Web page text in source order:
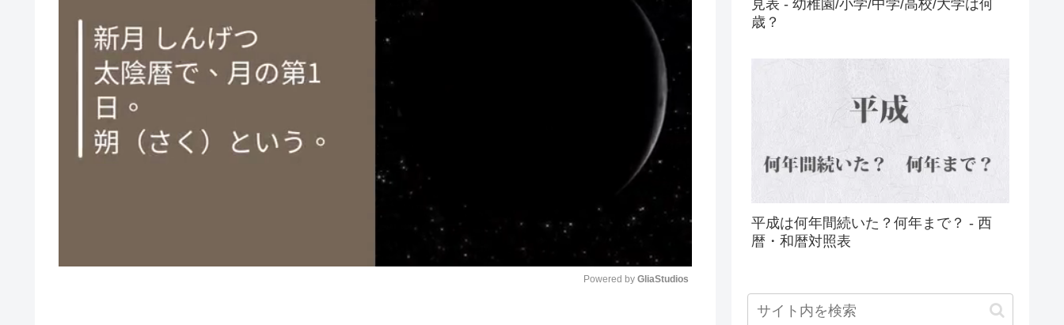
Powered by GliaStudios
見表 - 幼稚園/小学/中学/高校/大学は何
歳？
平成は何年間続いた？何年まで？ - 西
暦・和暦対照表